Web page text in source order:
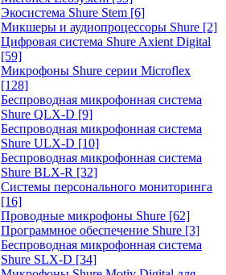
Экосистема Shure Stem [6]
Микшеры и аудиопроцессоры Shure [2]
Цифровая система Shure Axient Digital
[59]
Микрофоны Shure серии Microflex
[128]
Беспроводная микрофонная система
Shure QLX-D [9]
Беспроводная микрофонная система
Shure ULX-D [10]
Беспроводная микрофонная система
Shure BLX-R [32]
Системы персонального мониторинга
[16]
Проводные микрофоны Shure [62]
Программное обеспечение Shure [3]
Беспроводная микрофонная система
Shure SLX-D [34]